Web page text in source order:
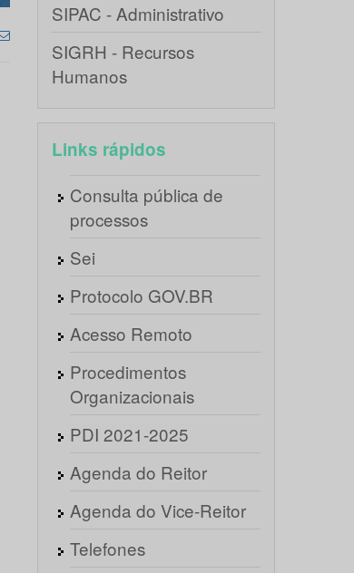
SIPAC - Administrativo
SIGRH - Recursos
Humanos
Links rápidos
Consulta pública de
processos
Sei
Protocolo GOV.BR
Acesso Remoto
Procedimentos
Organizacionais
PDI 2021-2025
Agenda do Reitor
Agenda do Vice-Reitor
Telefones